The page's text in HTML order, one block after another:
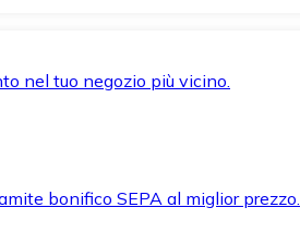
nel tuo negozio più vicino.
bonifico SEPA al miglior prezzo.